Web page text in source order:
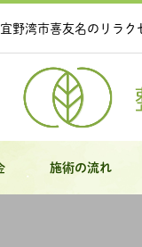
野湾市喜友名のリラク
施術の流れ